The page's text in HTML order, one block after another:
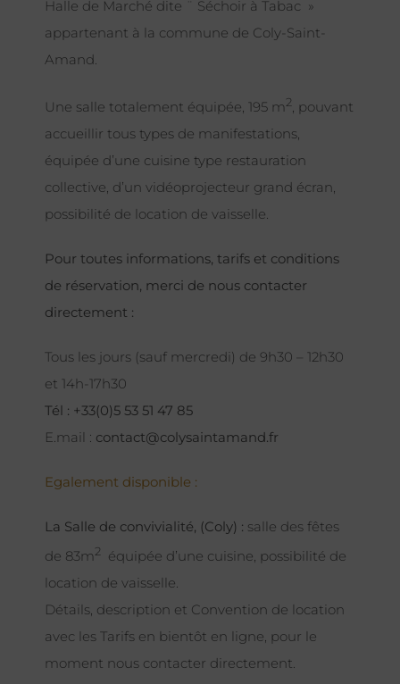
Halle de Marché dite ¨ Séchoir à Tabac »
appartenant à la commune de Coly-Saint-
Amand.
Une salle totalement équipée, 195 m2 , pouvant
accueillir tous types de manifestations,
équipée d’une cuisine type restauration
collective, d’un vidéoprojecteur grand écran,
possibilité de location de vaisselle.
Pour toutes informations, tarifs et conditions
de réservation, merci de nous contacter
directement :
Tous les jours (sauf mercredi) de 9h30 – 12h30
et 14h-17h30
Tél : +33(0)5 53 51 47 85
E.mail : contact@colysaintamand.fr
Egalement disponible :
La Salle de convivialité, (Coly) : salle des fêtes
de 83m2
équipée d’une cuisine, possibilité de
location de vaisselle.
Détails, description et Convention de location
avec les Tarifs en bientôt en ligne, pour le
moment nous contacter directement.